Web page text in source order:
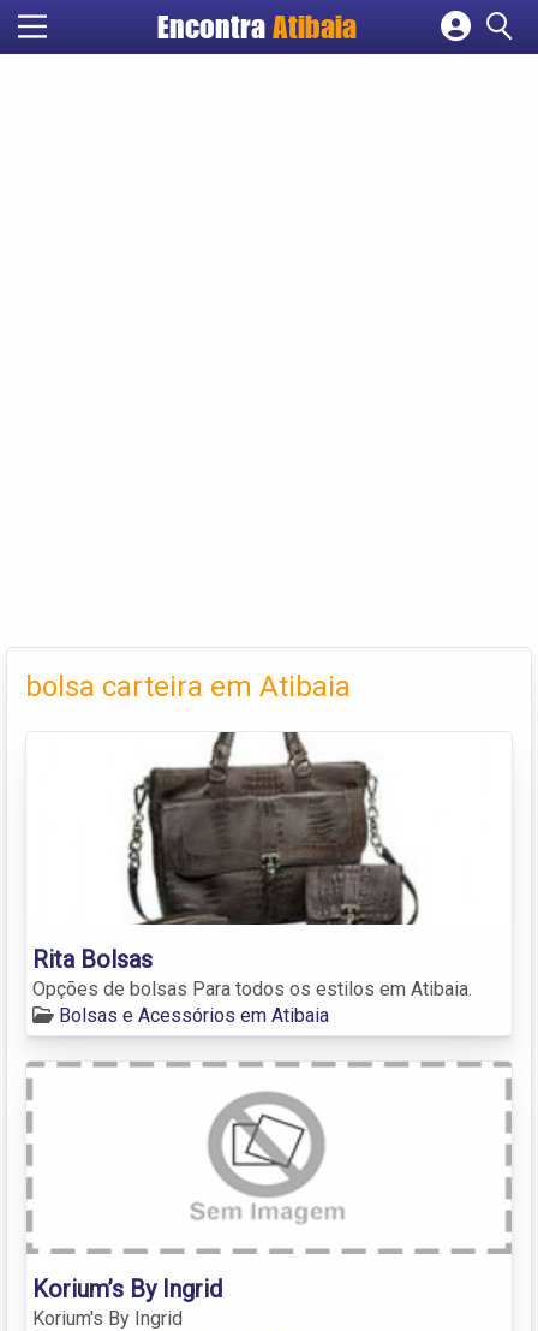
Encontra Atibaia
bolsa carteira em Atibaia
Rita Bolsas
Opções de bolsas Para todos os estilos em Atibaia.
Bolsas e Acessórios em Atibaia
Korium’s By Ingrid
Korium's By Ingrid